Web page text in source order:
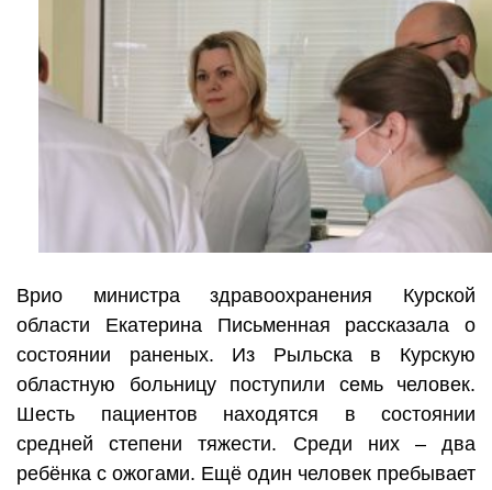
Врио министра здравоохранения Курской
области Екатерина Письменная рассказала о
состоянии раненых. Из Рыльска в Курскую
областную больницу поступили семь человек.
Шесть пациентов находятся в состоянии
средней степени тяжести. Среди них – два
ребёнка с ожогами. Ещё один человек пребывает